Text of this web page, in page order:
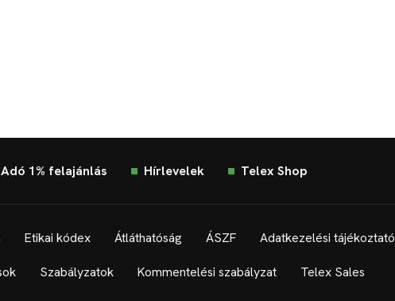
Adó 1% felajánlás Hírlevelek Telex Shop
Etikai kódex Átláthatóság ÁSZF Adatkezelési tájékoztató
Szabályzatok Kommentelési szabályzat Telex Sales